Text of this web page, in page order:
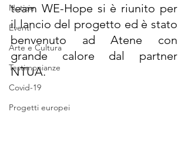
Notizie
Eventi
Arte e Cultura
Testimonianze
Covid-19
Progetti europei
team WE-Hope si è riunito per
il lancio del progetto ed è stato
benvenuto ad Atene con
grande calore dal partner
NTUA.